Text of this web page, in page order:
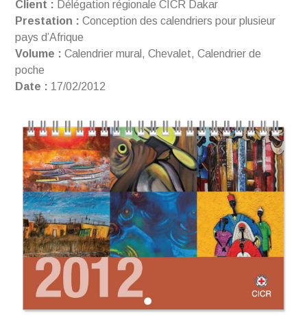
Client : Délégation régionale CICR Dakar
Prestation : Conception des calendriers pour plusieur
pays d’Afrique
Volume : Calendrier mural, Chevalet, Calendrier de
poche
Date : 17/02/2012